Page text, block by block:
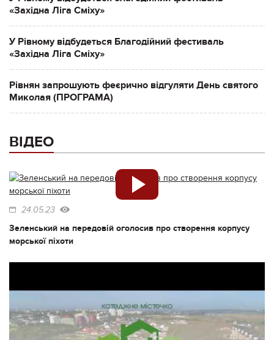
«Західна Ліга Сміху»
У Рівному відбудеться Благодійний фестиваль
«Західна Ліга Сміху»
Рівнян запрошують феєрично відгуляти День святого
Миколая (ПРОГРАМА)
ВІДЕО
24.05.23
Зеленський на передовій оголосив про створення корпусу
морської піхоти